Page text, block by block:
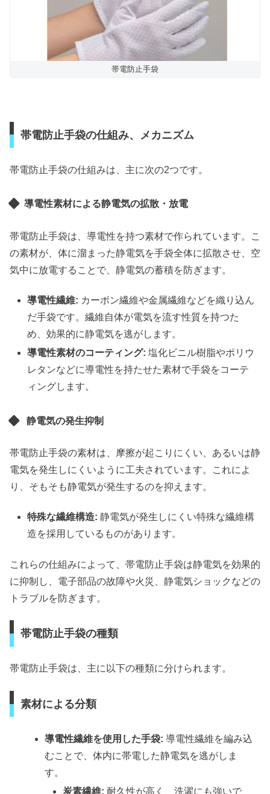
帯電防止手袋
帯電防止手袋の仕組み、メカニズム
帯電防止手袋の仕組みは、主に次の2つです。
導電性素材による静電気の拡散・放電
帯電防止手袋は、導電性を持つ素材で作られています。こ
の素材が、体に溜まった静電気を手袋全体に拡散させ、空
気中に放電することで、静電気の蓄積を防ぎます。
導電性繊維: カーボン繊維や金属繊維などを織り込ん
だ手袋です。繊維自体が電気を流す性質を持つた
め、効果的に静電気を逃がします。
導電性素材のコーティング: 塩化ビニル樹脂やポリウ
レタンなどに導電性を持たせた素材で手袋をコーテ
ィングします。
静電気の発生抑制
帯電防止手袋の素材は、摩擦が起こりにくい、あるいは静
電気を発生しにくいように工夫されています。これによ
り、そもそも静電気が発生するのを抑えます。
特殊な繊維構造: 静電気が発生しにくい特殊な繊維構
造を採用しているものがあります。
これらの仕組みによって、帯電防止手袋は静電気を効果的
に抑制し、電子部品の故障や火災、静電気ショックなどの
トラブルを防ぎます。
帯電防止手袋の種類
帯電防止手袋は、主に以下の種類に分けられます。
素材による分類
導電性繊維を使用した手袋: 導電性繊維を編み込
むことで、体内に帯電した静電気を逃がしま
す。
炭素繊維: 耐久性が高く、洗濯にも強いで